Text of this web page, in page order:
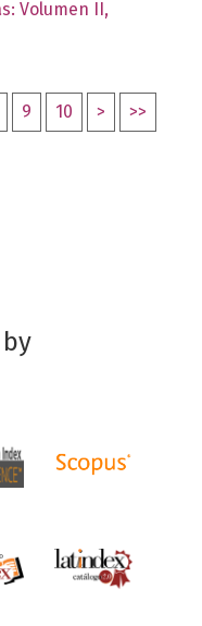
Volumen II,
9 10 > >>